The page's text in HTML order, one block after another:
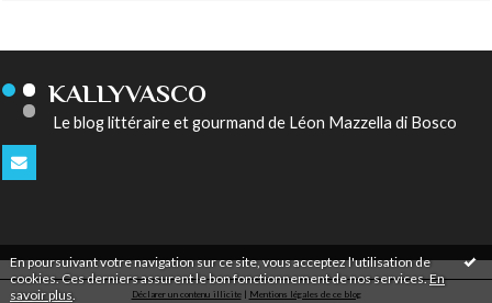
En poursuivant votre navigation sur ce site, vous acceptez l'utilisation de
cookies. Ces derniers assurent le bon fonctionnement de nos services.En
savoir plus
KALLYVASCO
Le blog littéraire et gourmand de Léon Mazzella di Bosco
Déclarer un contenu illicite| Mentions légales de ce blog